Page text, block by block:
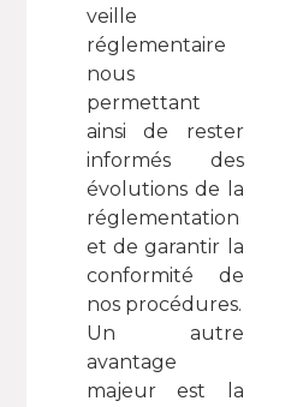
veille
réglementaire
nous
permettant
ainsi de rester
informés des
évolutions de la
réglementation
et de garantir la
conformité de
nos procédures.
Un autre
avantage
majeur est la